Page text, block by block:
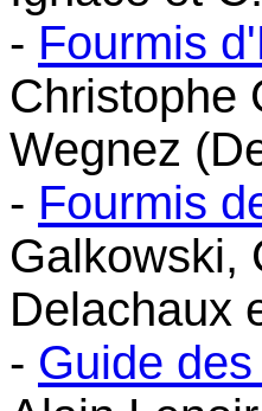
- Fourmis
Christophe
Wegnez
- Fourmis
Galkowski,
Delachaux
- Guide